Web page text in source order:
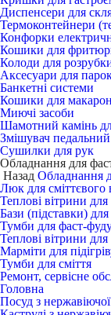
Диспенсери для
Термоконтейнери
Конфорки
Кошики для
Колоди для
Аксесуари для
Банкетні системи
Кошики для
Миючі засоби
Шамотний камінь
Змішувач педальний
Сушилки для рук
Обладнання для
Назад Обладнання
Люк для сміттєвого
Теплові вітрини
Бази (підставки)
Тумби для фаст-
Теплові вітрини
Марміти для
Тумби для сміття
Ремонт, сервісне
Головна
Посуд з нержавіючої